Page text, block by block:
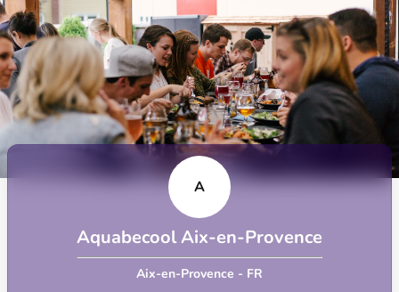
A
Aquabecool Aix-en-Provence
Aix-en-Provence - FR